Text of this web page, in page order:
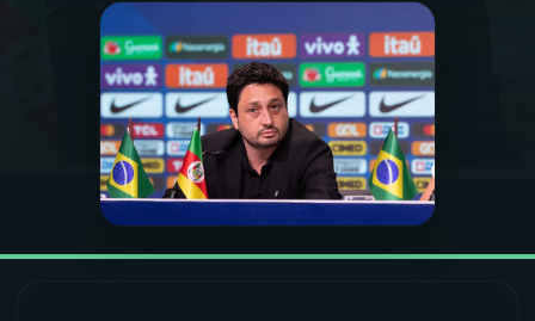
PROGRAMAS
PODCASTS
VIDEOCASTS
07ÚLTIMAS